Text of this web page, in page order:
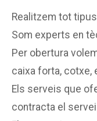
Realitzem tot tipus
Som experts en
Per obertura
caixa forta, cotxe,
Els serveis que
contracta el